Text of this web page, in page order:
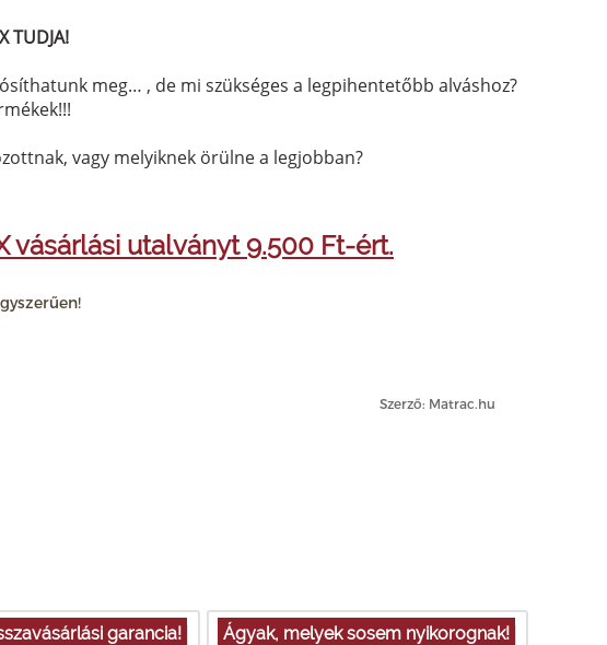
TUDJA!
meg… , de mi szükséges a legpihentetőbb alváshoz?
vagy melyiknek örülne a legjobban?
vásárlási utalványt 9.500 Ft-ért.
Szerző: Matrac.hu
garancia! Ágyak, melyek sosem nyikorognak!